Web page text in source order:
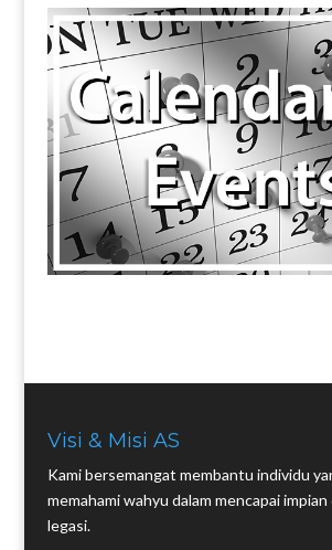
Visi & Misi AS
Kami bersemangat membantu individu
memahami wahyu dalam mencapai impian
legasi.